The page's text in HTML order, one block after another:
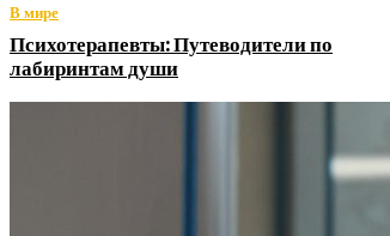
В мире
Психотерапевты: Путеводители по
лабиринтам души